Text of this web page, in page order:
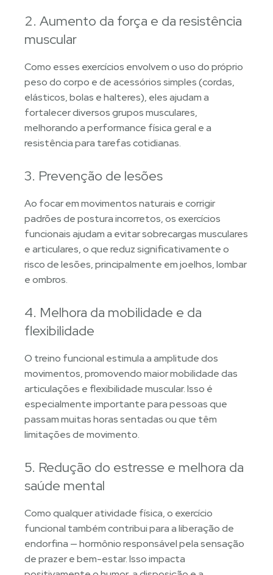
2. Aumento da força e da resistência
muscular
Como esses exercícios envolvem o uso do próprio
peso do corpo e de acessórios simples (cordas,
elásticos, bolas e halteres), eles ajudam a
fortalecer diversos grupos musculares,
melhorando a performance física geral e a
resistência para tarefas cotidianas.
3. Prevenção de lesões
Ao focar em movimentos naturais e corrigir
padrões de postura incorretos, os exercícios
funcionais ajudam a evitar sobrecargas musculares
e articulares, o que reduz significativamente o
risco de lesões, principalmente em joelhos, lombar
e ombros.
4. Melhora da mobilidade e da
flexibilidade
O treino funcional estimula a amplitude dos
movimentos, promovendo maior mobilidade das
articulações e flexibilidade muscular. Isso é
especialmente importante para pessoas que
passam muitas horas sentadas ou que têm
limitações de movimento.
5. Redução do estresse e melhora da
saúde mental
Como qualquer atividade física, o exercício
funcional também contribui para a liberação de
endorfina — hormônio responsável pela sensação
de prazer e bem-estar. Isso impacta